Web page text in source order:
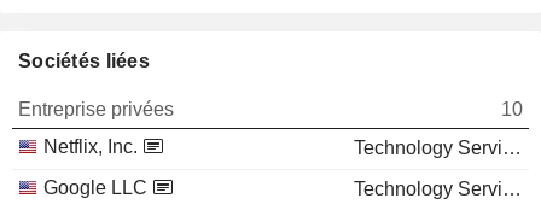
Sociétés liées
Entreprise privées
10
Netflix, Inc.
Technology Services
Google LLC
Technology Services